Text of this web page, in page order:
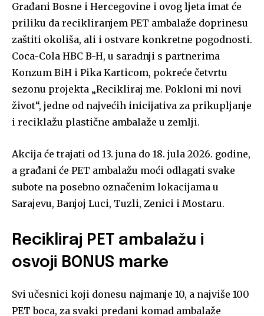
Građani Bosne i Hercegovine i ovog ljeta imat će
priliku da recikliranjem PET ambalaže doprinesu
zaštiti okoliša, ali i ostvare konkretne pogodnosti.
Coca-Cola HBC B-H, u saradnji s partnerima
Konzum BiH i Pika Karticom, pokreće četvrtu
sezonu projekta „Recikliraj me. Pokloni mi novi
život“, jedne od najvećih inicijativa za prikupljanje
i reciklažu plastične ambalaže u zemlji.
Akcija će trajati od 13. juna do 18. jula 2026. godine,
a građani će PET ambalažu moći odlagati svake
subote na posebno označenim lokacijama u
Sarajevu, Banjoj Luci, Tuzli, Zenici i Mostaru.
Recikliraj PET ambalažu i
osvoji BONUS marke
Svi učesnici koji donesu najmanje 10, a najviše 100
PET boca, za svaki predani komad ambalaže